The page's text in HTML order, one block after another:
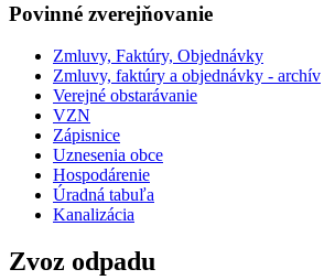
Povinné zverejňovanie
Zmluvy, Faktúry, Objednávky
Zmluvy, faktúry a objednávky - archív
Verejné obstarávanie
VZN
Zápisnice
Uznesenia obce
Hospodárenie
Úradná tabuľa
Kanalizácia
Zvoz odpadu